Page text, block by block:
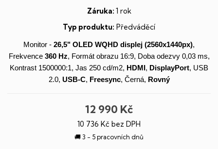
Záruka: 1 rok
Typ produktu: Předváděcí
Monitor - 26,5" OLED WQHD displej (2560x1440px),
Frekvence 360 Hz, Formát obrazu 16:9, Doba odezvy 0,03 ms,
Kontrast 1500000:1, Jas 250 cd/m2, HDMI , DisplayPort, USB
2.0, USB-C, Freesync, Černá, Rovný
12 990 Kč
10 736 Kč bez DPH
🚚 3 - 5 pracovních dnů